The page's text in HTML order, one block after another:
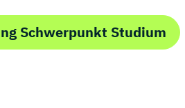
Schwerpunkt Studium